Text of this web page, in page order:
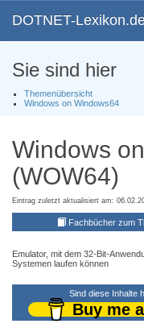
DOTNET-
Sie sind hier
Themenübersicht
Windows on Windows64
Windows
(WOW64)
Eintrag zuletzt aktualisiert am:
Fachbücher zum
Emulator, mit dem 32-Bit-
Systemen laufen können
Sind diese Inhalte
Buy me